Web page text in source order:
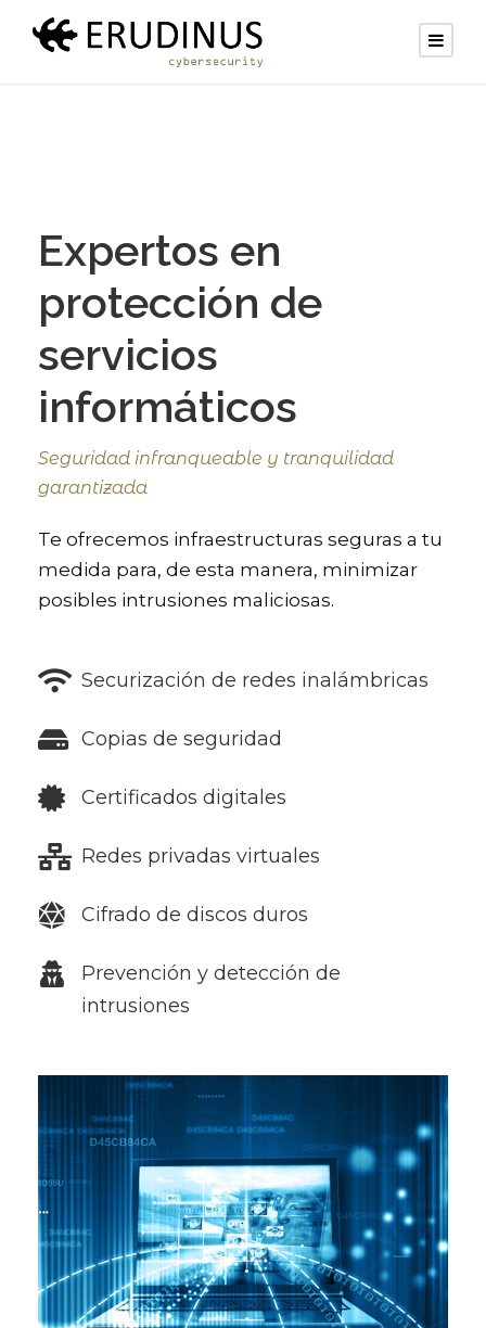
Expertos en
protección de
servicios
informáticos
Seguridad infranqueable y tranquilidad
garantizada
Te ofrecemos infraestructuras seguras a tu
medida para, de esta manera, minimizar
posibles intrusiones maliciosas.
Securización de redes inalámbricas
Copias de seguridad
Certificados digitales
Redes privadas virtuales
Cifrado de discos duros
Prevención y detección de
intrusiones